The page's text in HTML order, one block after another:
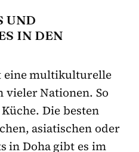
UND
IN DEN
eine multikulturelle
vieler Nationen. So
Die besten
asiatischen oder
in Doha gibt es im